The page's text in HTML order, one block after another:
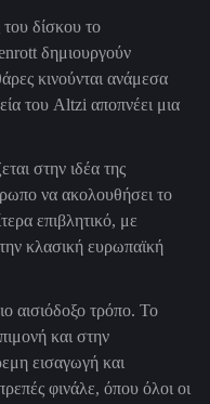
του δίσκου το
δημιουργούν
κινούνται ανάμεσα
του Altzi αποπνέει μια
στην ιδέα της
να ακολουθήσει το
επιβλητικό, με
κλασική ευρωπαϊκή
αισιόδοξο τρόπο. Το
και στην
εισαγωγή και
φινάλε, όπου όλοι οι